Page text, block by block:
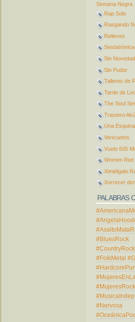
Semana Negra
Rap Solo
Rasgando
Relieves
Sestatrónica
Sin Novedad
Sin Pudor
Talleres de
Tarde de
The Soul
Trastero
Una
Vericuetos
Vuelo 605
Women Riot
Ximiélgalo
Xorrecer
PALABRAS
#BluesRock
#CountryRock
#FolkMetal
#Nervosa